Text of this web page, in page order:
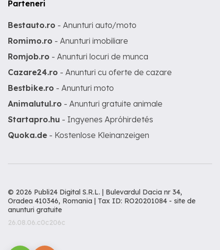
Parteneri
Bestauto.ro - Anunturi auto/moto
Romimo.ro - Anunturi imobiliare
Romjob.ro - Anunturi locuri de munca
Cazare24.ro - Anunturi cu oferte de cazare
Bestbike.ro - Anunturi moto
Animalutul.ro - Anunturi gratuite animale
Startapro.hu - Ingyenes Apróhirdetés
Quoka.de - Kostenlose Kleinanzeigen
© 2026 Publi24 Digital S.R.L. | Bulevardul Dacia nr 34,
Oradea 410346, Romania | Tax ID: RO20201084 - site de
anunturi gratuite
26.08.06.c0c206c